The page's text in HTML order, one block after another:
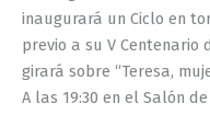
inaugurará un Ciclo en
previo a su V Centenario
girará sobre “Teresa,
A las 19:30 en el Salón